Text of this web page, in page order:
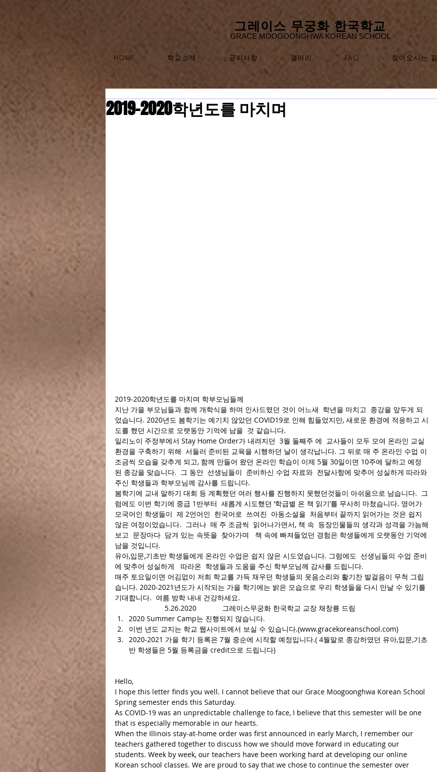
​그레이스 무궁화 한국학교
GRACE MOOGOONGHWA KOREAN SCHOOL
HOME 학교소개 공지사항 갤러리 FAQ 찾아오시는 길
2019-2020학년도를 마치며
2019-2020학년도를 마치며 학부모님들께
지난 가을 부모님들과 함께 개학식을 하며 인사드렸던 것이 어느새  학년을 마치고  종강을 앞두게 되
었습니다. 2020년도 봄학기는 예기치 않았던 COVID19로 인해 힘들었지만, 새로운 환경에 적응하고 시
도를 했던 시간으로 오랫동안 기억에 남을  것 같습니다.
일리노이 주정부에서 Stay Home Order가 내려지던  3월 둘째주 에  교사들이 모두 모여 온라인 교실
환경을 구축하기 위해  서둘러 준비된 교육을 시행하던 날이 생각납니다. 그 뒤로 매 주 온라인 수업 이
조금씩 모습을 갖추게 되고, 함께 만들어 왔던 온라인 학습이 이제 5월 30일이면 10주에 달하고 예정
된 종강을 맞습니다.  그 동안  선생님들이  준비하신 수업 자료와  전달사항에 맞추어 성실하게 따라와
주신 학생들과 학부모님께 감사를 드립니다.
봄학기에 교내 말하기 대회 등 계획했던 여러 행사를 진행하지 못했던것들이 아쉬움으로 남습니다.  그
럼에도 이번 학기에 중급 1반부터  새롭게 시도했던 ‘학급별 온 책 읽기’를 무사히 마쳤습니다. 영어가
모국어인 학생들이  제 2언어인  한국어로  쓰여진  아동소설을  처음부터 끝까지 읽어가는 것은 쉽지
않은 여정이었습니다.  그러나  매 주 조금씩  읽어나가면서, 책 속  등장인물들의 생각과 성격을 가늠해
보고  문장마다  담겨 있는 속뜻을  찾아가며   책 속에 빠져들었던 경험은 학생들에게 오랫동안 기억에
남을 것입니다.
유아,입문,기초반 학생들에게 온라인 수업은 쉽지 않은 시도였습니다. 그럼에도  선생님들의 수업 준비
에 맞추어 성실하게   따라온  학생들과 도움을 주신 학부모님께 감사를 드립니다.
매주 토요일이면 어김없이 저희 학교를 가득 채우던 학생들의 웃음소리와 활기찬 발걸음이 무척 그립
습니다. 2020-2021년도가 시작되는 가을 학기에는 밝은 모습으로 우리 학생들을 다시 만날 수 있기를
기대합니다.  여름 방학 내내 건강하세요.
                         5.26.2020             그레이스무궁화 한국학교 교장 채창룡 드림
2020 Summer Camp는 진행되지 않습니다.
이번 년도 교지는 학교 웹사이트에서 보실 수 있습니다.(www.gracekoreanschool.com)
2020-2021 가을 학기 등록은 7월 중순에 시작할 예정입니다.( 4월말로 종강하였던 유아,입문,기초
반 학생들은 5월 등록금을 credit으로 드립니다)
Hello,
I hope this letter finds you well. I cannot believe that our Grace Moogoonghwa Korean School
Spring semester ends this Saturday.
As COVID-19 was an unpredictable challenge to face, I believe that this semester will be one
that is especially memorable in our hearts.
When the Illinois stay-at-home order was first announced in early March, I remember our
teachers gathered together to discuss how we should move forward in educating our
students. Week by week, our teachers have been working hard at developing our online
Korean school classes. We are proud to say that we chose to continue the semester over